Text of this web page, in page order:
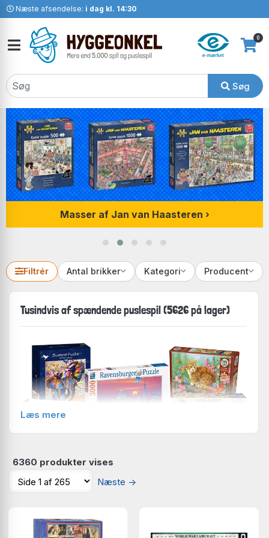
Næste afsendelse: i dag kl. 14:30
Søg
0
Masser af Jan van Haasteren
Filtrér Antal brikker Kategori Producent
Tusindvis af spændende puslespil (5626 på lager)
hos Hyggeonkel. Der er således med stor sikkerhed
også nogle, der passer dig!
Læs mere
6360 produkter vises
Næste →